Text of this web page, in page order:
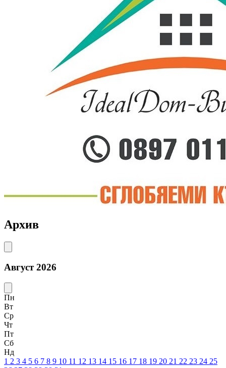
Архив
Август 2026
Пн
Вт
Ср
Чт
Пт
Сб
Нд
1 2 3 4 5 6 7 8 9 10 11 12 13 14 15 16 17 18 19 20 21 22 23 24 25